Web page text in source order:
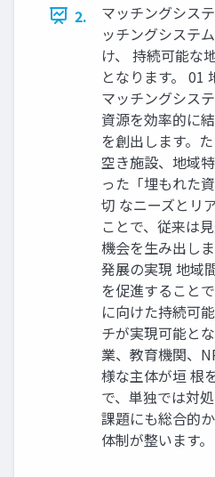
2.
マッチングシス
ッチングシステ
け、 持続可能な
となります。 01
マッチングシス
資源を効率的に
を創出します。
空き施設、地域
った「埋もれた
切 なニーズとリ
ことで、従来は
機会を生み出し
発展の実現 地域
を促進すること
に向けた持続可
チが実現可能と
業、教育機関、
様な主体が垣 根
で、単独では対
課題にも総合的
体制が整います。